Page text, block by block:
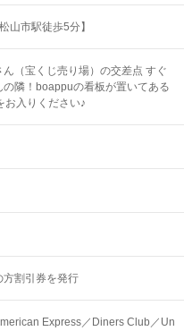
市駅徒歩5分】
（宝くじ売り場）の交差点 すぐ
隣！boappuの看板が置いてある
お入りください♪
方割引券を発行
Express／Diners Club／Un